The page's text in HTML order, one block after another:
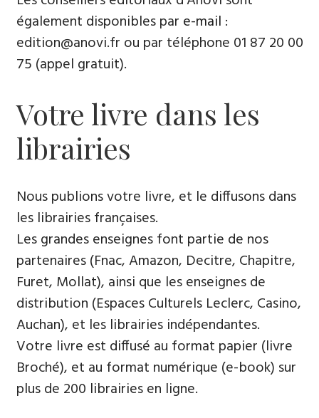
également disponibles par e-mail :
edition@anovi.fr ou par téléphone ​​0​1 87 20 00
75 (appel gratuit).
Votre livre dans les
librairies
Nous publions votre livre, et le diffusons dans
les librairies françaises​.
Les grandes enseignes font partie de nos
partenaires (Fnac, Amazon, Decitre, Chapitre,
Furet, Mollat), ainsi que les enseignes de
distribution (Espaces Culturels Leclerc, Casino,
Auchan), et les librairies indépendantes.
Votre livre est diffusé au format papier (livre
Broché), et au format numérique (e-book) sur
plus de 200 librairies en ligne.